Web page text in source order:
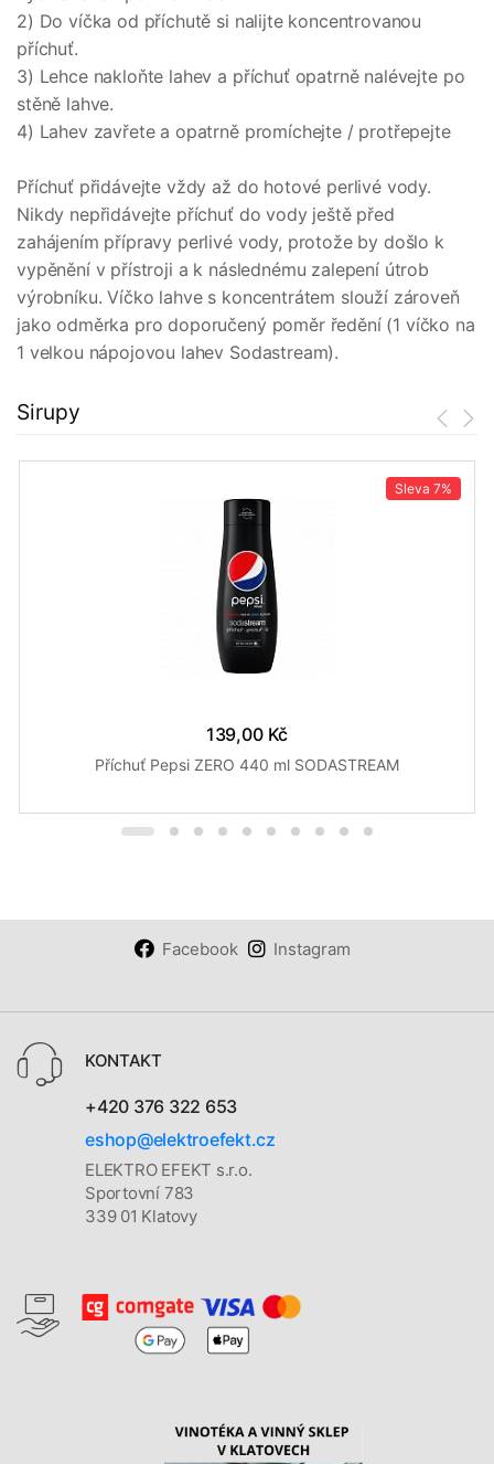
2) Do víčka od příchutě si nalijte koncentrovanou
příchuť.
3) Lehce nakloňte lahev a příchuť opatrně nalévejte po
stěně lahve.
4) Lahev zavřete a opatrně promíchejte / protřepejte
Příchuť přidávejte vždy až do hotové perlivé vody.
Nikdy nepřidávejte příchuť do vody ještě před
zahájením přípravy perlivé vody, protože by došlo k
vypěnění v přístroji a k následnému zalepení útrob
výrobníku. Víčko lahve s koncentrátem slouží zároveň
jako odměrka pro doporučený poměr ředění (1 víčko na
1 velkou nápojovou lahev Sodastream).
Sirupy
Sleva 7%
139,00 Kč
Příchuť Pepsi ZERO 440 ml SODASTREAM
Facebook Instagram
KONTAKT
+420 376 322 653
eshop@elektroefekt.cz
ELEKTRO EFEKT s.r.o.
Sportovní 783
339 01 Klatovy